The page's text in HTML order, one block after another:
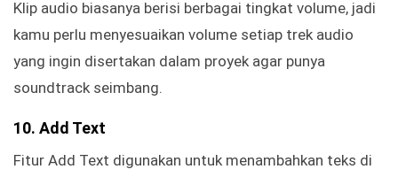
Klip audio biasanya berisi berbagai tingkat volume, jadi
kamu perlu menyesuaikan volume setiap trek audio
yang ingin disertakan dalam proyek agar punya
soundtrack seimbang.
10. Add Text
Fitur Add Text digunakan untuk menambahkan teks di